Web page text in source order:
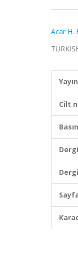
Acar H.
Cilt